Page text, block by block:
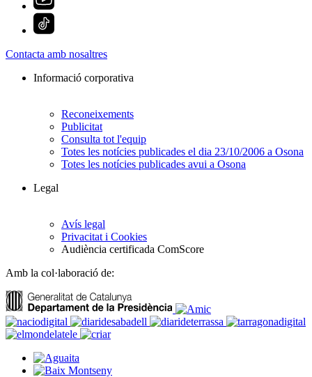
Contacta amb nosaltres
Informació corporativa
Reconeixements
Publicitat
Consulta tot l'equip
Totes les notícies publicades el dia 23/10/2006 a Osona
Totes les notícies publicades avui a Osona
Legal
Avís legal
Privacitat i Cookies
Audiència certificada ComScore
Amb la col·laboració de: